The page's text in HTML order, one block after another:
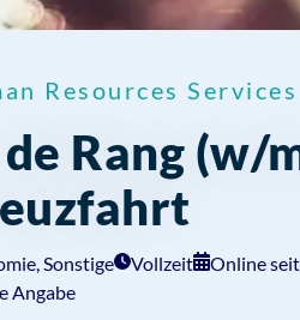
Resources Services
Rang (w/
Sonstige Vollzeit
Online
Angabe